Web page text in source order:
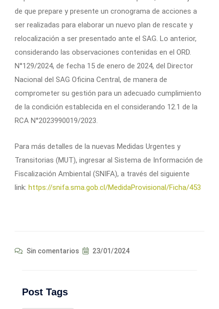
de que prepare y presente un cronograma de acciones a
ser realizadas para elaborar un nuevo plan de rescate y
relocalización a ser presentado ante el SAG. Lo anterior,
considerando las observaciones contenidas en el ORD.
N°129/2024, de fecha 15 de enero de 2024, del Director
Nacional del SAG Oficina Central, de manera de
comprometer su gestión para un adecuado cumplimiento
de la condición establecida en el considerando 12.1 de la
RCA N°2023990019/2023.
Para más detalles de la nuevas Medidas Urgentes y
Transitorias (MUT), ingresar al Sistema de Información de
Fiscalización Ambiental (SNIFA), a través del siguiente
link: https://snifa.sma.gob.cl/MedidaProvisional/Ficha/453
Sin comentarios 23/01/2024
Post Tags